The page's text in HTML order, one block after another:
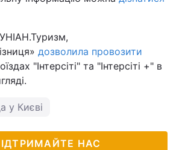
дозволила провозити
"Інтерсіті" та "Інтерсіті +" в
у Києві
НАС